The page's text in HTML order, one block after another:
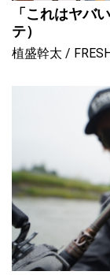
「これはヤバ
テ）
植盛幹太